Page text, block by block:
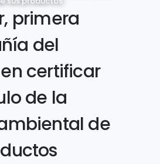
primera
del
certificar
de la
de